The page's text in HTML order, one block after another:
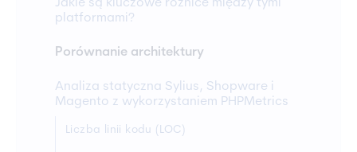
Jakie są kluczowe różnice między tymi
platformami?
Porównanie architektury
Analiza statyczna Sylius, Shopware i
Magento z wykorzystaniem PHPMetrics
Liczba linii kodu (LOC)